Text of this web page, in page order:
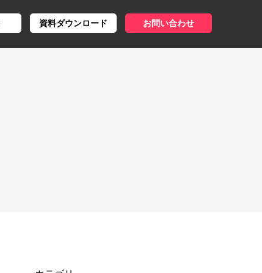
資料ダウンロード お問い合わせ